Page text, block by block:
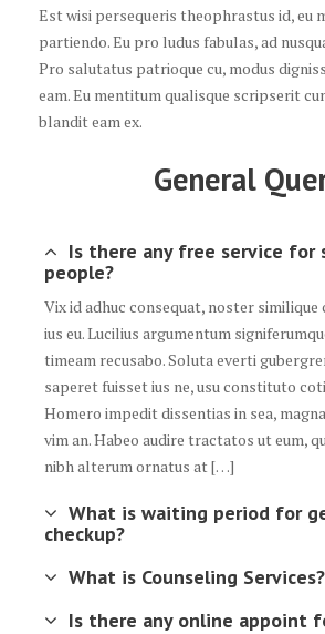
Est wisi persequeris theophrastus id, eu
partiendo. Eu pro ludus fabulas, ad
Pro salutatus patrioque cu, modus
eam. Eu mentitum qualisque scripserit
blandit eam ex.
General
Is there any free service for
people?
Vix id adhuc consequat, noster
ius eu. Lucilius argumentum
timeam recusabo. Soluta everti
saperet fuisset ius ne, usu constituto
Homero impedit dissentias in sea,
vim an. Habeo audire tractatos ut eum,
nibh alterum ornatus at […]
What is waiting period for
checkup?
What is Counseling Services?
Is there any online appoint